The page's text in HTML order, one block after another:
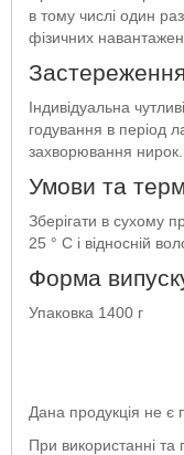
в тому числі один
фізичних
Індивідуальна
годування в період
захворювання нирок.
Умови та
Зберігати в сухому
25 ° С і відносній
Форма
Упаковка 1400 г
Дана продукція не є
При використанні та